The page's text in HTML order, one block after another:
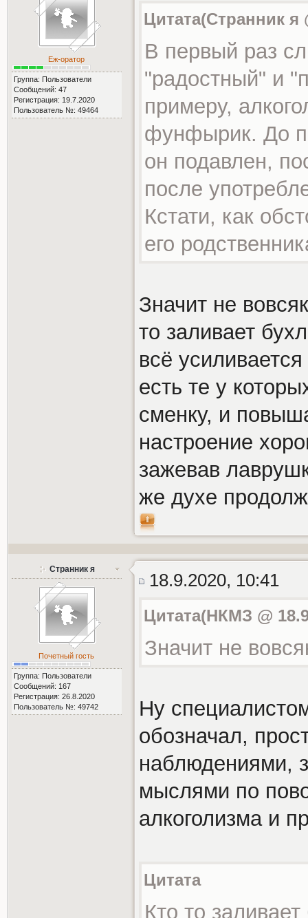
Еж-оратор
Группа: Пользователи
Сообщений: 47
Регистрация: 19.7.2020
Пользователь №: 49464
Цитата(Странник я
В первый раз
"радостный" и
примеру,
фунфырик. До
он подавлен,
после
Кстати, как
его
Значит не
то заливает
всё
есть те у
сменку, и
настроение
зажевав
же духе
Странник я
Почетный гость
Группа: Пользователи
Сообщений: 167
Регистрация: 26.8.2020
Пользователь №: 49742
18.9.2020, 10:41
Цитата(НКМЗ @
Значит не
Ну
обозначал,
наблюдениями,
мыслями по
алкоголизма и
Цитата
Кто то